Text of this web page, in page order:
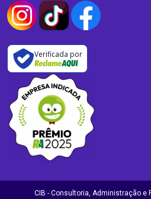
Verificada por
CIB - Consultoria, Administração e